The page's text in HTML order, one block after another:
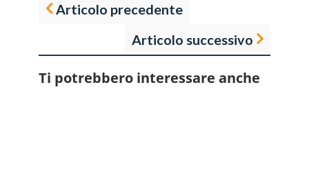
Articolo precedente
Articolo successivo
Ti potrebbero interessare anche